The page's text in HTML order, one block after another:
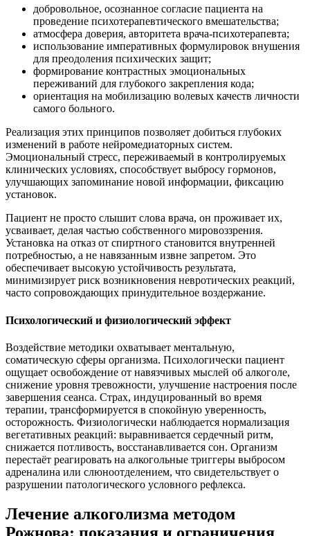
добровольное, осознанное согласие пациента на
проведение психотерапевтического вмешательства;
атмосфера доверия, авторитета врача-психотерапевта;
использование императивных формулировок внушения
для преодоления психических защит;
формирование контрастных эмоциональных
переживаний для глубокого закрепления кода;
ориентация на мобилизацию волевых качеств личности
самого больного.
Реализация этих принципов позволяет добиться глубоких
изменений в работе нейромедиаторных систем.
Эмоциональный стресс, переживаемый в контролируемых
клинических условиях, способствует выбросу гормонов,
улучшающих запоминание новой информации, фиксацию
установок.
Пациент не просто слышит слова врача, он проживает их,
усваивает, делая частью собственного мировоззрения.
Установка на отказ от спиртного становится внутренней
потребностью, а не навязанным извне запретом. Это
обеспечивает высокую устойчивость результата,
минимизирует риск возникновения невротических реакций,
часто сопровождающих принудительное воздержание.
Психологический и физиологический эффект
Воздействие методики охватывает ментальную,
соматическую сферы организма. Психологически пациент
ощущает освобождение от навязчивых мыслей об алкоголе,
снижение уровня тревожности, улучшение настроения после
завершения сеанса. Страх, индуцированный во время
терапии, трансформируется в спокойную уверенность,
осторожность. Физиологически наблюдается нормализация
вегетативных реакций: выравнивается сердечный ритм,
снижается потливость, восстанавливается сон. Организм
перестаёт реагировать на алкогольные триггеры выбросом
адреналина или слюноотделением, что свидетельствует о
разрушении патологического условного рефлекса.
Лечение алкоголизма методом
Рожнова: показания и ограничения